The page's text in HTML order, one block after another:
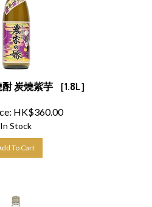
炭燒紫芋 ［1.8L］
HK$ 360.00
In Stock